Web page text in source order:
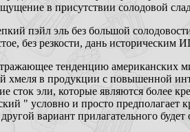
в присутствии солодовой
пэйл эль без большой
без резкости, дань историческим
тенденцию американских
хмеля в продукции с повышенной
сток эли, которые являются более
" условно и просто
вариант прилагательного